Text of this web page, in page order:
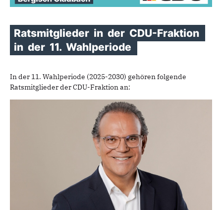
Ratsmitglieder in der CDU-Fraktion
in der 11. Wahlperiode
In der 11. Wahlperiode (2025-2030) gehören folgende
Ratsmitglieder der CDU-Fraktion an: